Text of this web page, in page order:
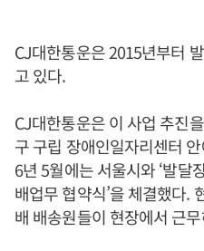
CJ대한통운은 2015년부터
고 있다.
CJ대한통운은 이 사업 추진
구 구립 장애인일자리센터
6년 5월에는 서울시와 ‘발달
배업무 협약식’을 체결했다.
배 배송원들이 현장에서 근